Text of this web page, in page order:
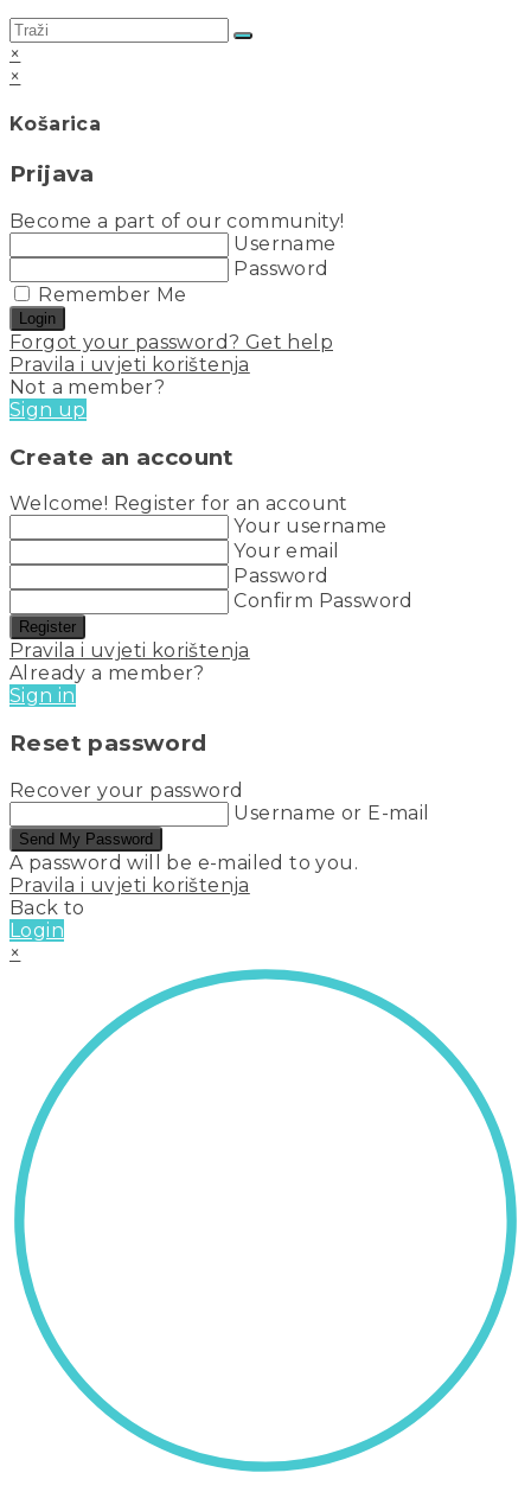
×
×
Košarica
Prijava
Become a part of our community!
Username
Password
Remember Me
Login
Forgot your password? Get help
Pravila i uvjeti korištenja
Not a member?
Sign up
Create an account
Welcome! Register for an account
Your username
Your email
Password
Confirm Password
Register
Pravila i uvjeti korištenja
Already a member?
Sign in
Reset password
Recover your password
Username or E-mail
Send My Password
A password will be e-mailed to you.
Pravila i uvjeti korištenja
Back to
Login
×